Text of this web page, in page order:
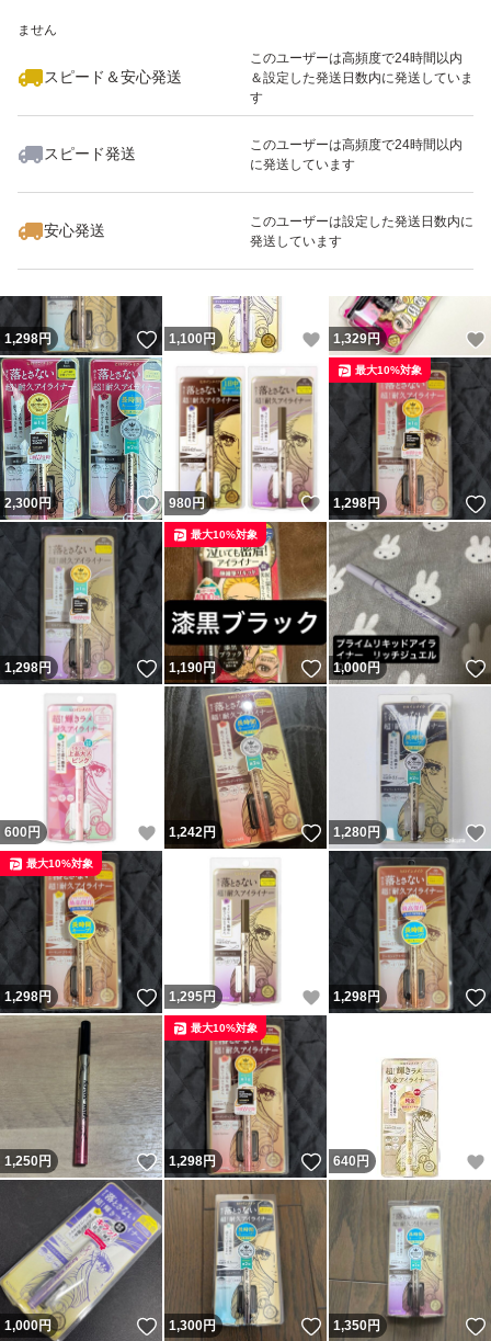
ません
スピード＆安心発送
このユーザーは高頻度で24時間以内
＆設定した発送日数内に発送していま
す
スピード発送
このユーザーは高頻度で24時間以内
に発送しています
安心発送
このユーザーは設定した発送日数内に
発送しています
いいね！
1,298
1,298円 いいね！
1,100 円 いいね！
1,329円
2,300円 いいね！
980円 いいね！
1,298円
最大10%対象
1,298円 いいね！
1,190円 いいね！
最大10%対象
1,000円
600 円 いいね！
1,242円 いいね！
1,280円
1,298円 いいね！
最大10%対象
1,295円 いいね！
1,298円
1,250円 いいね！
1,298円 いいね！
最大10%対象
640 円
1,000円 いいね！
1,300円 いいね！
1,350円